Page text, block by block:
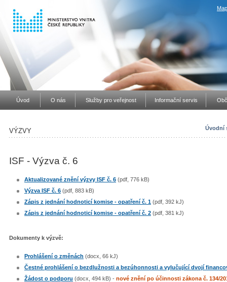
Úvod O nás Služby pro veřejnost Informační servis
Úvodní
VÝZVY
ISF - Výzva č. 6
Aktualizované znění výzvy ISF č. 6 (pdf, 776 kB)
Výzva ISF č. 6 (pdf, 883 kB)
Zápis z jednání hodnoticí komise - opatření č. 1 (pdf, 392 kJ)
Zápis z jednání hodnoticí komise - opatření č. 2 (pdf, 381 kJ)
Dokumenty k výzvě:
Prohlášení o změnách (docx, 66 kJ)
Čestné prohlášení o bezdlužnosti a bezúhonnosti a vylučující dvojí
Žádost o podporu (docx, 494 kB) - nové znění po účinnosti zákona č. 134/